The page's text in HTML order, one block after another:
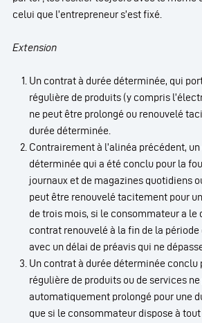
celui que l’entrepreneur s’est fixé.
Extension
Un contrat à durée déterminée, qui
régulière de produits (y compris
ne peut être prolongé ou renouvelé
durée déterminée.
Contrairement à l’alinéa précédent,
déterminée qui a été conclu pour la
journaux et de magazines quotidiens
peut être renouvelé tacitement pour
de trois mois, si le consommateur a le
contrat renouvelé à la fin de la
avec un délai de préavis qui ne
Un contrat à durée déterminée conclu
régulière de produits ou de services
automatiquement prolongé pour une
que si le consommateur dispose à